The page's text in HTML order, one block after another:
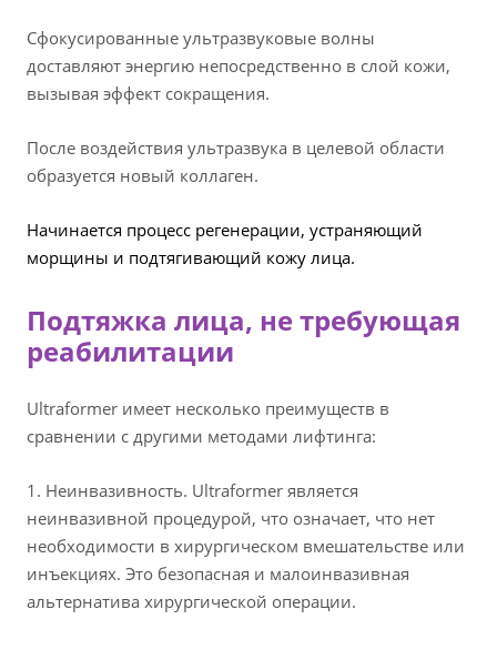
Сфокусированные ультразвуковые волны
доставляют энергию непосредственно в слой кожи,
вызывая эффект сокращения.
После воздействия ультразвука в целевой области
образуется новый коллаген.
Начинается процесс регенерации, устраняющий
морщины и подтягивающий кожу лица.
Подтяжка лица, не требующая
реабилитации
Ultraformer имеет несколько преимуществ в
сравнении с другими методами лифтинга:
1. Неинвазивность. Ultraformer является
неинвазивной процедурой, что означает, что нет
необходимости в хирургическом вмешательстве или
инъекциях. Это безопасная и малоинвазивная
альтернатива хирургической операции.